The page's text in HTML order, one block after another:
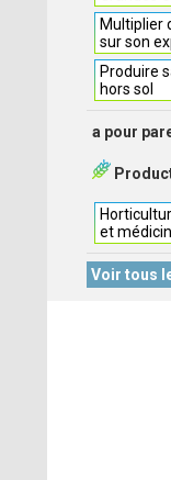
Multiplier
sur son
Produire
hors sol
a pour
et
Voir tous